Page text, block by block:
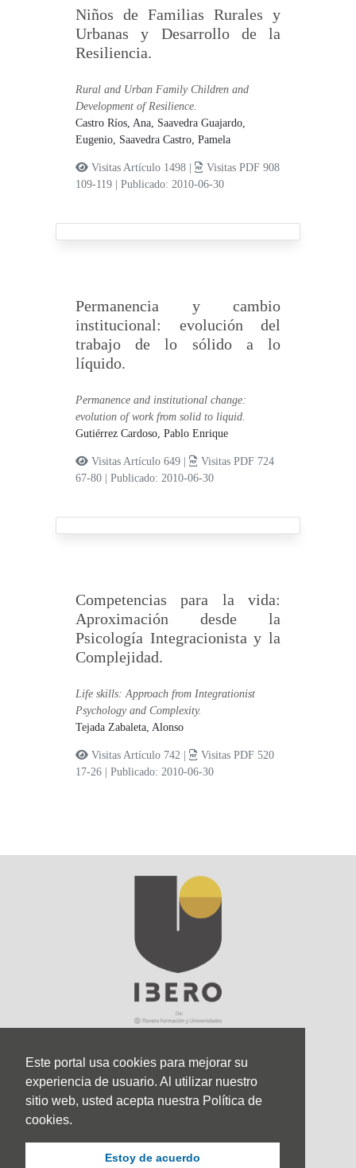
Este portal usa cookies para mejorar su
experiencia de usuario. Al utilizar nuestro
sitio web, usted acepta nuestra Política de
cookies.
Estoy de acuerdo
Niños de Familias Rurales y
Urbanas y Desarrollo de la
Resiliencia.
Rural and Urban Family Children and
Development of Resilience.
Castro Ríos, Ana, Saavedra Guajardo,
Eugenio, Saavedra Castro, Pamela
Visitas Artículo 1498 |
Visitas PDF 908
109-119
|Publicado: 2010-06-30
Permanencia y cambio
institucional: evolución del
trabajo de lo sólido a lo
líquido.
Permanence and institutional change:
evolution of work from solid to liquid.
Gutiérrez Cardoso, Pablo Enrique
Visitas Artículo 649 |
Visitas PDF 724
67-80
|Publicado: 2010-06-30
Competencias para la vida:
Aproximación desde la
Psicología Integracionista y la
Complejidad.
Life skills: Approach from Integrationist
Psychology and Complexity.
Tejada Zabaleta, Alonso
Visitas Artículo 742 |
Visitas PDF 520
17-26
|Publicado: 2010-06-30
Sede Principal
Calle 67 #5-27; Bogotá, Colombia.